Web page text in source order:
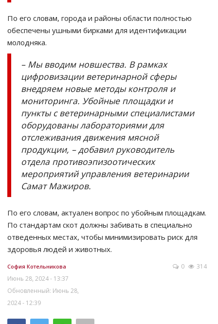
По его словам, города и районы области полностью
обеспечены ушными бирками для идентификации
молодняка.
– Мы вводим новшества. В рамках
цифровизации ветеринарной сферы
внедряем новые методы контроля и
мониторинга. Убойные площадки и
пункты с ветеринарными специалистами
оборудованы лабораториями для
отслеживания движения мясной
продукции, – добавил руководитель
отдела противоэпизоотических
мероприятий управления ветеринарии
Самат Мажиров.
По его словам, актуален вопрос по убойным площадкам.
По стандартам скот должны забивать в специально
отведенных местах, чтобы минимизировать риск для
здоровья людей и животных.
София Котельникова
Июнь 28, 2024 - 13:37
Обновленный: Июнь 28,
2024 - 12:39
0 314